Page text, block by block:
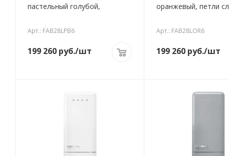
пастельный голубой,
Арт.: FAB28LPB6
199 260 руб./шт
оранжевый, петли сл
Арт.: FAB28LOR6
199 260руб./шт